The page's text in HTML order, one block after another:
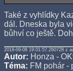
Také z vyhlídky
dál. Dneska byla
bůhví co ještě.
2018-09-08 19:01:57.260728 z
Autor: Honza -
Téma: FM pohár -